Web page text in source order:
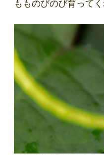
もものびのび育ってく